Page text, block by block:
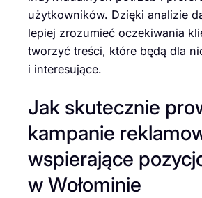
użytkowników. Dzięki analizie
lepiej zrozumieć oczekiwania
tworzyć treści, które będą dla
i interesujące.
Jak skutecznie
kampanie
wspierające
w Wołominie